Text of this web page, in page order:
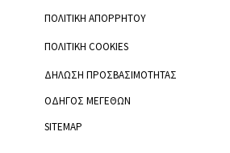
ΠΟΛΙΤΙΚΗ ΑΠΟΡΡΗΤΟΥ
ΠΟΛΙΤΙΚΗ COOKIES
ΔΗΛΩΣΗ ΠΡΟΣΒΑΣΙΜΟΤΗΤΑΣ
ΟΔΗΓΟΣ ΜΕΓΕΘΩΝ
SITEMAP